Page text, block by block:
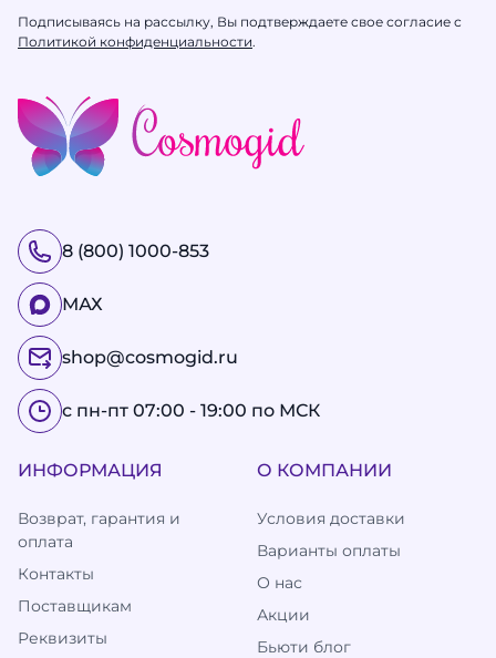
Подписываясь на рассылку, Вы подтверждаете свое согласие с
Политикой конфиденциальности.
8 (800) 1000-853
МАХ
shop@cosmogid.ru
с пн-пт 07:00 - 19:00 по МСК
ИНФОРМАЦИЯ
Возврат, гарантия и
оплата
Контакты
Поставщикам
Реквизиты
О КОМПАНИИ
Условия доставки
Варианты оплаты
О нас
Акции
Бьюти блог